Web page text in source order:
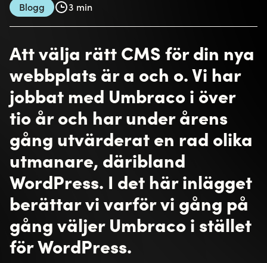
kombination med stöd för integration mot övriga
system gör Umbraco bättre lämpat för dynamiskt
PHP och ett begränsat antal innehållstyper.
Utveckling
De flesta kanske tror att WordPress inte kräver lika
många utvecklingstimmar som Umbraco, men det
är en missuppfattning. Det är lätt att komma igång
och installera WordPress, och viss funktionalitet kan
lösas med plugins, men det krävs ändå tid för att
koda och designa om du inte ska använda ett
färdigt tema. Dessutom bör du ha regelbunden
tillgång till utvecklare som ser till att nya plugins
fortfarande är kompatibla. Slutsatsen är att det
inte går att säga att det ena alternativet är
billigare än det andra utan att första avgöra vad
det ska användas till.